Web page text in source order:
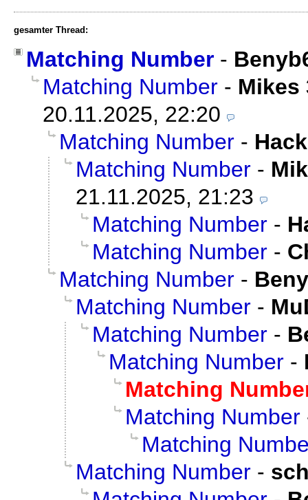
gesamter Thread:
Matching Number -
Matching Number - Mikes
20.11.2025, 22:20
Matching Number -
Matching Number -
21.11.2025, 21:23
Matching Number -
Matching Number -
Matching Number -
Matching Number -
Matching Number -
Matching Number -
Matching
Matching Number
Matching
Matching Number -